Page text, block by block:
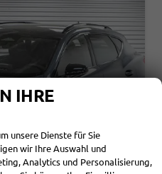
IHRE
unsere Dienste für Sie
wir Ihre Auswahl und
Analytics und Personalisierung,